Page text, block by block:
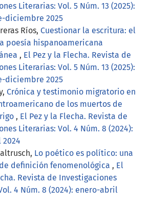
Literarias: Vol. 5 Núm. 13 (2025):
diciembre 2025
Ríos, Cuestionar la escritura: el
poesía hispanoamericana
, El Pez y la Flecha. Revista de
Literarias: Vol. 5 Núm. 13 (2025):
diciembre 2025
Crónica y testimonio migratorio en
de los muertos de
, El Pez y la Flecha. Revista de
Literarias: Vol. 4 Núm. 8 (2024):
Lo poético es político: una
definición fenomenológica , El
Revista de Investigaciones
4 Núm. 8 (2024): enero-abril